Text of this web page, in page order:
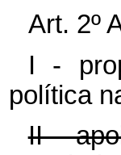
Art. 2º
I -
política
II -